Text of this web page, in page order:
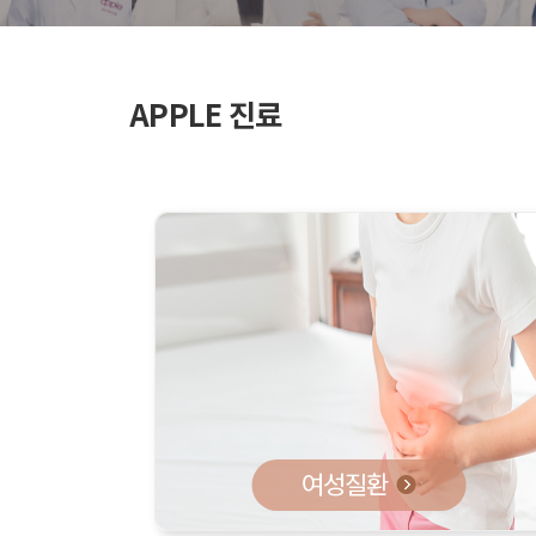
APPLE 진료
여성질환